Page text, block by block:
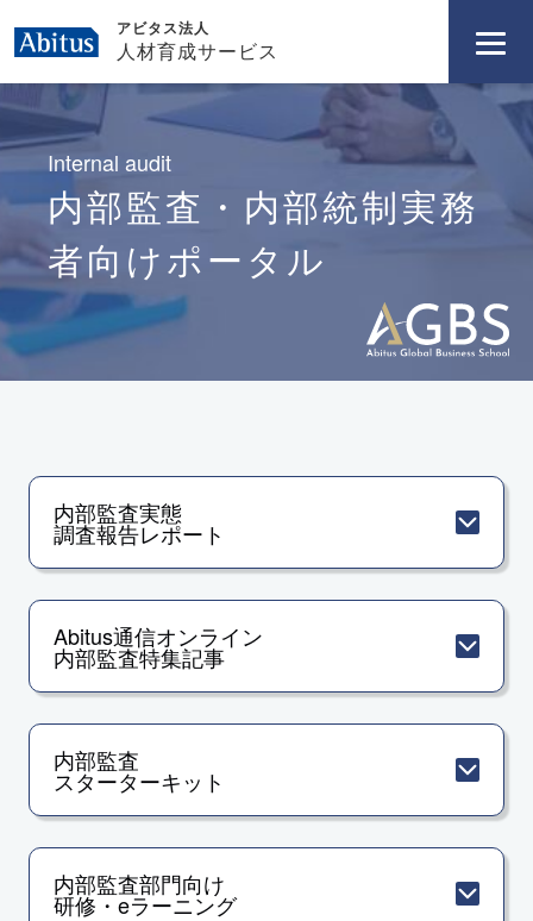
アビタス法人
人材育成サービス
Internal audit
内部監査・内部統制実務
者向けポータル
内部監査実態
調査報告レポート
Abitus通信オンライン
内部監査特集記事
内部監査
スターターキット
内部監査部門向け
研修・eラーニング